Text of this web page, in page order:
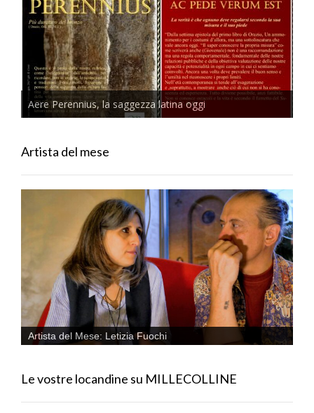
Aere Perennius, la saggezza latina oggi
Artista del mese
Artista del Mese: Letizia Fuochi
Le vostre locandine su MILLECOLLINE